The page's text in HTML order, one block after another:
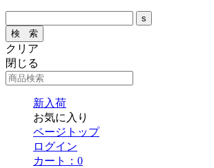
クリア
閉じる
新入荷
お気に入り
ページトップ
ログイン
カート： 0